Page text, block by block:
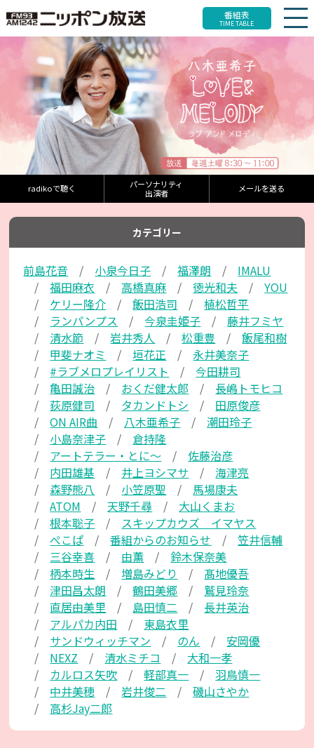
番組表
TIME TABLE
radikoで聴く
パーソナリティ
出演者
メールを送る
カテゴリー
前島花音 小泉今日子 福澤朗
IMALU
福田麻衣
高橋真麻 徳光和夫
YOU
ケリー隆介
飯田浩司
植松哲平
ランパンプス
今泉圭姫子
藤井フミヤ
清水節
岩井秀人 松重豊
飯尾和樹
甲斐ナオミ
垣花正
永井美奈子
#ラブメロプレイリスト
今田耕司
亀田誠治
おくだ健太郎
長嶋トモヒコ
荻原健司
タカンドトシ
田原俊彦
ON AIR曲
八木亜希子
潮田玲子
小島奈津子
倉持隆
アートテラー・とに～
佐藤治彦
内田雄基
井上ヨシマサ
海津亮
森野熊八
小笠原聖
馬場康夫
ATOM
天野千尋
大山くまお
根本聡子
スキップカウズ イマヤス
ぺこぱ
番組からのお知らせ
笠井信輔
三谷幸喜
由薫
鈴木保奈美
柄本時生
増島みどり
髙地優吾
津田昌太朗
鶴田美郷
鷲見玲奈
直居由美里
島田慎二
長井英治
アルパカ内田
東島衣里
サンドウィッチマン
のん
安岡優
NEXZ
清水ミチコ
大和一孝
カルロス矢吹
軽部真一
羽鳥慎一
中井美穂
岩井俊二
磯山さやか
高杉Jay二郎